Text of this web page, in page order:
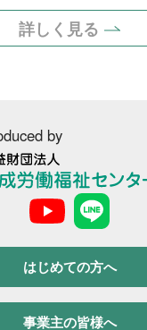
で
で
探す
工事
詳しく見る
by
はじめての方へ
事業主の皆様へ